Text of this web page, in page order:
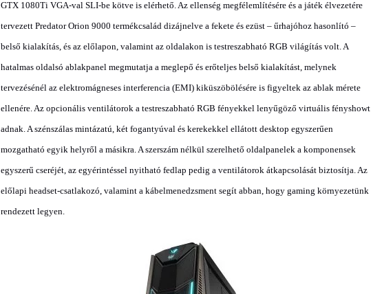
GTX 1080Ti VGA-val SLI-be kötve is elérhető. Az ellenség megfélemlítésére és a játék élvezetére
tervezett Predator Orion 9000 termékcsalád dizájnelve a fekete és ezüst – űrhajóhoz hasonlító –
belső kialakítás, és az előlapon, valamint az oldalakon is testreszabható RGB világítás volt. A
hatalmas oldalsó ablakpanel megmutatja a meglepő és erőteljes belső kialakítást, melynek
tervezésénél az elektromágneses interferencia (EMI) kiküszöbölésére is figyeltek az ablak mérete
ellenére. Az opcionális ventilátorok a testreszabható RGB fényekkel lenyűgöző virtuális fényshowt
adnak. A szénszálas mintázatú, két fogantyúval és kerekekkel ellátott desktop egyszerűen
mozgatható egyik helyről a másikra. A szerszám nélkül szerelhető oldalpanelek a komponensek
egyszerű cseréjét, az egyérintéssel nyitható fedlap pedig a ventilátorok átkapcsolását biztosítja. Az
előlapi headset-csatlakozó, valamint a kábelmenedzsment segít abban, hogy gaming környezetünk
rendezett legyen.